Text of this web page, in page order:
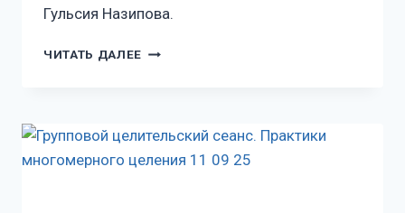
Гульсия Назипова.
ЧИТАТЬ ДАЛЕЕ